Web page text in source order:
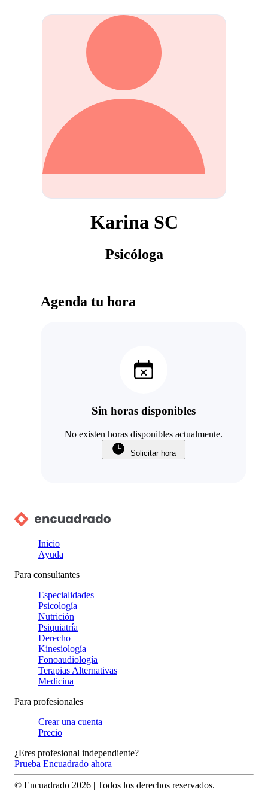
Karina SC
Psicóloga
Agenda tu hora
Sin horas disponibles
No existen horas disponibles actualmente.
Solicitar hora
Inicio
Ayuda
Para consultantes
Especialidades
Psicología
Nutrición
Psiquiatría
Derecho
Kinesiología
Fonoaudiología
Terapias Alternativas
Medicina
Para profesionales
Crear una cuenta
Precio
¿Eres profesional independiente?
Prueba Encuadrado ahora
© Encuadrado 2026 | Todos los derechos reservados.